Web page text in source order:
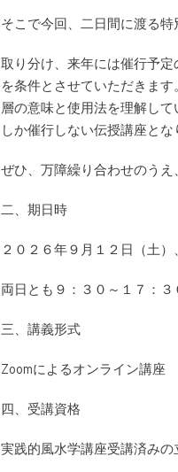
そこで今回、二日間に渡る特
取り分け、来年には催行予
を条件とさせていただきま
層の意味と使用法を理解し
しか催行しない伝授講座とな
ぜひ、万障繰り合わせのうえ
二、期日時
２０２６年９月１２日（土
両日とも９：３０～１７：３
三、講義形式
Zoomによるオンライン講座
四、受講資格
実践的風水学講座受講済みの